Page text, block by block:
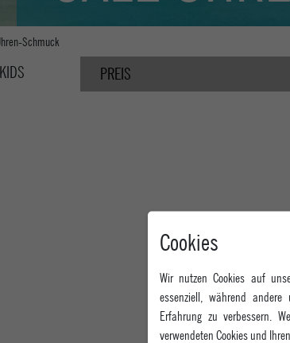
Schmuck
KIDS
PREIS
Cookies
Wir nutzen Cookies auf
essenziell, während
Erfahrung zu verbessern.
verwendeten Cookies und